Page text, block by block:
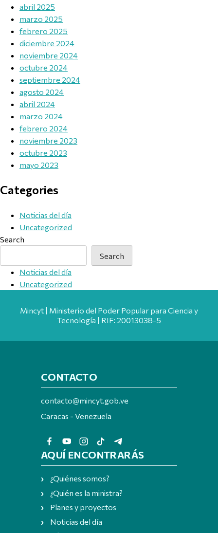
abril 2025
marzo 2025
febrero 2025
diciembre 2024
noviembre 2024
octubre 2024
septiembre 2024
agosto 2024
abril 2024
marzo 2024
febrero 2024
noviembre 2023
octubre 2023
mayo 2023
Categories
Noticias del día
Uncategorized
Search
Search
Noticias del día
Uncategorized
Mincyt | Ministerio del Poder Popular para Ciencia y
Tecnología | RIF: 20013038-5
CONTACTO
contacto@mincyt.gob.ve
Caracas - Venezuela
AQUÍ ENCONTRARÁS
¿Quiénes somos?
¿Quién es la ministra?
Planes y proyectos
Noticias del día